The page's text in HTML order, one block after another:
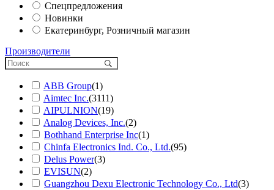
Спецпредложения
Новинки
Екатеринбург, Розничный магазин
Производители
ABB Group(1)
Aimtec Inc.(3111)
AIPULNION(19)
Analog Devices, Inc.(2)
Bothhand Enterprise Inc(1)
Chinfa Electronics Ind. Co., Ltd.(95)
Delus Power(3)
EVISUN(2)
Guangzhou Dexu Electronic Technology Co., Ltd(3)